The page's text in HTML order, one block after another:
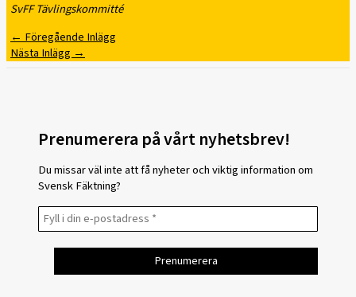
SvFF Tävlingskommitté
← Föregående Inlägg
Nästa Inlägg →
Prenumerera på vårt nyhetsbrev!
Du missar väl inte att få nyheter och viktig information om
Svensk Fäktning?